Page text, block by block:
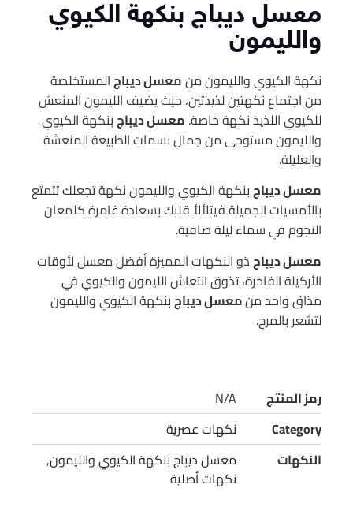
معسل ديباج بنكهة الكيوي
والليمون
نكهة الكيوي والليمون منمعسل ديباجالمستخلصة
من اجتماع نكهتين لذيذتين، حيث يضيف الليمون المنعش
للكيوي اللذيذ نكهة خاصة.معسل ديباجبنكهة الكيوي
والليمون مستوحى من جمال نسمات الطبيعة المنعشة
والعليلة.
معسل ديباجبنكهة الكيوي والليمون نكهة تجعلك تتمتع
بالأمسيات الجميلة فيتلألأ قلبك بسعادة غامرة كلمعان
النجوم في سماء ليلة صافية.
معسل ديباجذو النكهات المميزة أفضل معسل لأوقات
الأركيلة الفاخرة، تذوق انتعاش الليمون والكيوي في
مذاق واحد منمعسل ديباجبنكهة الكيوي والليمون
لتشعر بالمرح.
رمز المنتج
Category
نكهات عصرية
النكهات
معسل ديباج بنكهة الكيوي والليمون,
نكهات أصلية